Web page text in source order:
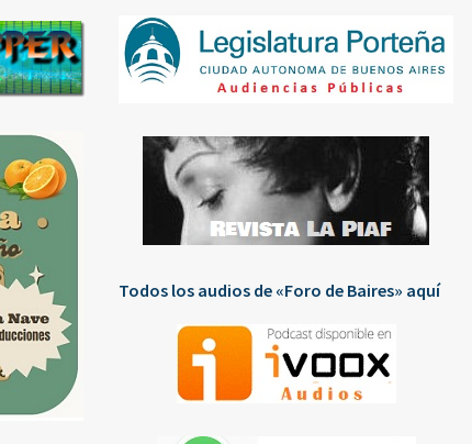
Todos los audios de «Foro de Baires» aquí